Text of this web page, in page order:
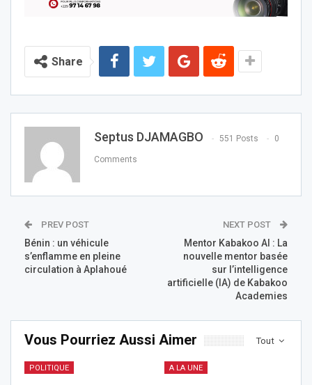
Share
Septus DJAMAGBO 551 Posts 0
Comments
PREV POST
Bénin : un véhicule
s’enflamme en pleine
circulation à Aplahoué
NEXT POST
Mentor Kabakoo AI : La
nouvelle mentor basée
sur l’intelligence
artificielle (IA) de Kabakoo
Academies
Tout
Vous Pourriez Aussi Aimer
POLITIQUE A LA UNE